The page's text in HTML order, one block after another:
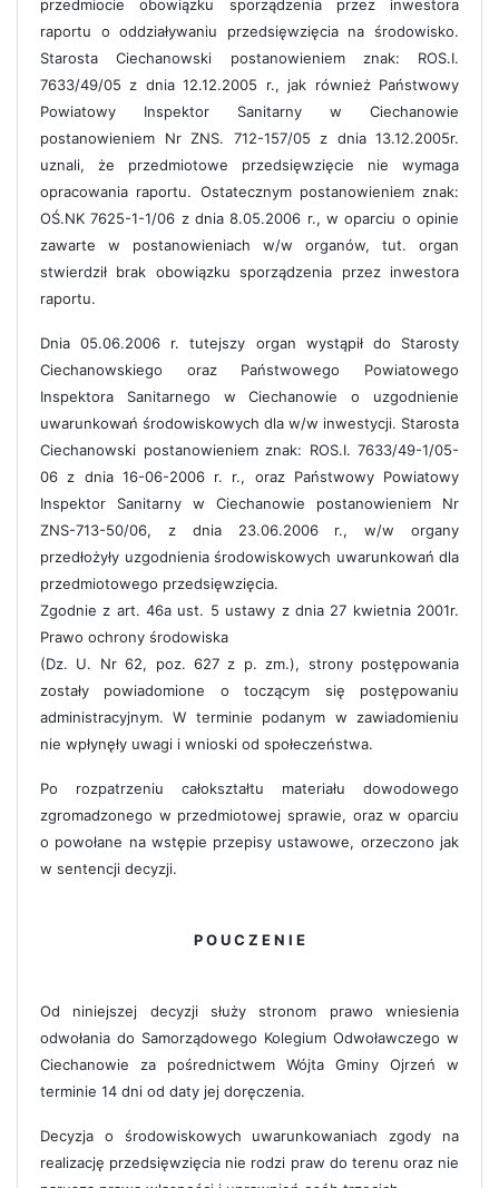
przedmiocie obowiązku sporządzenia przez inwestora
raportu o oddziaływaniu przedsięwzięcia na środowisko.
Starosta Ciechanowski postanowieniem znak: ROS.I.
7633/49/05 z dnia 12.12.2005 r., jak również Państwowy
Powiatowy Inspektor Sanitarny w Ciechanowie
postanowieniem Nr ZNS. 712-157/05 z dnia 13.12.2005r.
uznali, że przedmiotowe przedsięwzięcie nie wymaga
opracowania raportu. Ostatecznym postanowieniem znak:
OŚ.NK 7625-1-1/06 z dnia 8.05.2006 r., w oparciu o opinie
zawarte w postanowieniach w/w organów, tut. organ
stwierdził brak obowiązku sporządzenia przez inwestora
raportu.
Dnia 05.06.2006 r. tutejszy organ wystąpił do Starosty
Ciechanowskiego oraz Państwowego Powiatowego
Inspektora Sanitarnego w Ciechanowie o uzgodnienie
uwarunkowań środowiskowych dla w/w inwestycji. Starosta
Ciechanowski postanowieniem znak: ROS.I. 7633/49-1/05-
06 z dnia 16-06-2006 r. r., oraz Państwowy Powiatowy
Inspektor Sanitarny w Ciechanowie postanowieniem Nr
ZNS-713-50/06, z dnia 23.06.2006 r., w/w organy
przedłożyły uzgodnienia środowiskowych uwarunkowań dla
przedmiotowego przedsięwzięcia.
Zgodnie z art. 46a ust. 5 ustawy z dnia 27 kwietnia 2001r.
Prawo ochrony środowiska
(Dz. U. Nr 62, poz. 627 z p. zm.), strony postępowania
zostały powiadomione o toczącym się postępowaniu
administracyjnym. W terminie podanym w zawiadomieniu
nie wpłynęły uwagi i wnioski od społeczeństwa.
Po rozpatrzeniu całokształtu materiału dowodowego
zgromadzonego w przedmiotowej sprawie, oraz w oparciu
o powołane na wstępie przepisy ustawowe, orzeczono jak
w sentencji decyzji.
P O U C Z E N I E
Od niniejszej decyzji służy stronom prawo wniesienia
odwołania do Samorządowego Kolegium Odwoławczego w
Ciechanowie za pośrednictwem Wójta Gminy Ojrzeń w
terminie 14 dni od daty jej doręczenia.
Decyzja o środowiskowych uwarunkowaniach zgody na
realizację przedsięwzięcia nie rodzi praw do terenu oraz nie